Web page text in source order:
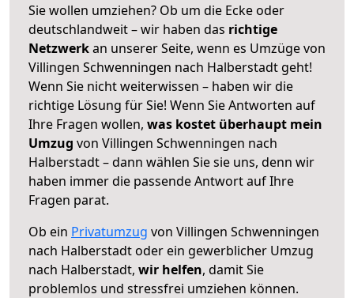
Sie wollen umziehen? Ob um die Ecke oder
deutschlandweit – wir haben das richtige
Netzwerkan unserer Seite, wenn es Umzüge von
Villingen Schwenningen nach Halberstadt geht!
Wenn Sie nicht weiterwissen – haben wir die
richtige Lösung für Sie! Wenn Sie Antworten auf
Ihre Fragen wollen, was kostet überhaupt mein
Umzug von Villingen Schwenningen nach
Halberstadt – dann wählen Sie sie uns, denn wir
haben immer die passende Antwort auf Ihre
Fragen parat.
Ob ein Privatumzug von Villingen Schwenningen
nach Halberstadt oder ein gewerblicher Umzug
nach Halberstadt, wir helfen, damit Sie
problemlos und stressfrei umziehen können.